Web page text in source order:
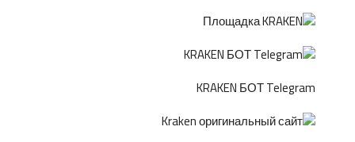
KRAKEN БОТ Telegram